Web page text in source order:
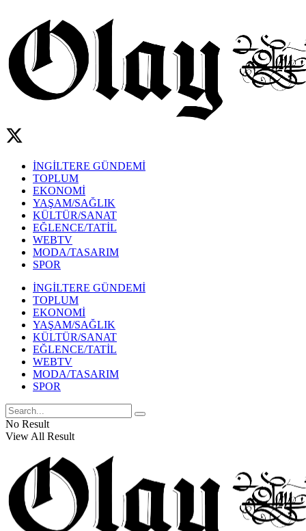
İNGİLTERE GÜNDEMİ
TOPLUM
EKONOMİ
YAŞAM/SAĞLIK
KÜLTÜR/SANAT
EĞLENCE/TATİL
WEBTV
MODA/TASARIM
SPOR
İNGİLTERE GÜNDEMİ
TOPLUM
EKONOMİ
YAŞAM/SAĞLIK
KÜLTÜR/SANAT
EĞLENCE/TATİL
WEBTV
MODA/TASARIM
SPOR
No Result
View All Result